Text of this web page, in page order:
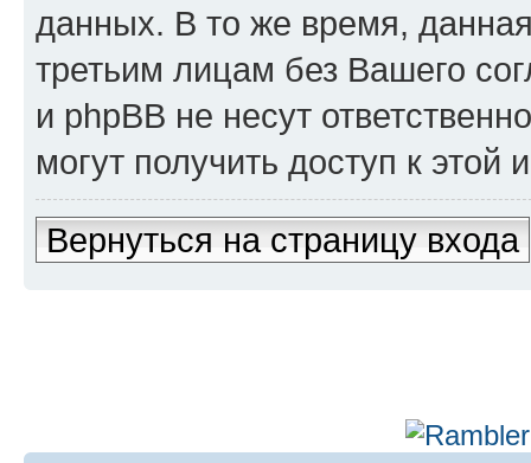
данных. В то же время,
третьим лицам без Вашего
и phpBB не несут
могут получить доступ к
Вернуться на страницу входа